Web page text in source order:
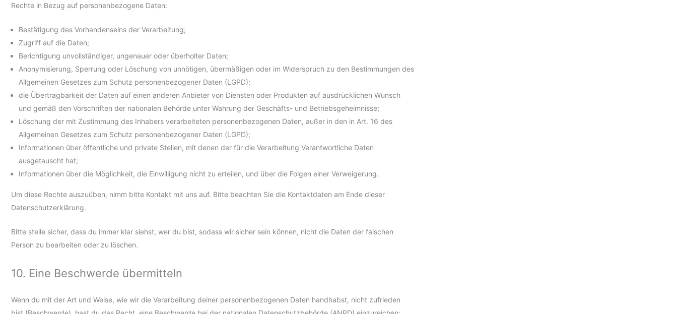
Rechte in Bezug auf personenbezogene Daten:
Bestätigung des Vorhandenseins der Verarbeitung;
Zugriff auf die Daten;
Berichtigung unvollständiger, ungenauer oder überholter Daten;
Anonymisierung, Sperrung oder Löschung von unnötigen, übermäßigen oder im Widerspruch zu den Bestimmungen des
Allgemeinen Gesetzes zum Schutz personenbezogener Daten (LGPD);
die Übertragbarkeit der Daten auf einen anderen Anbieter von Diensten oder Produkten auf ausdrücklichen Wunsch
und gemäß den Vorschriften der nationalen Behörde unter Wahrung der Geschäfts- und Betriebsgeheimnisse;
Löschung der mit Zustimmung des Inhabers verarbeiteten personenbezogenen Daten, außer in den in Art. 16 des
Allgemeinen Gesetzes zum Schutz personenbezogener Daten (LGPD);
Informationen über öffentliche und private Stellen, mit denen der für die Verarbeitung Verantwortliche Daten
ausgetauscht hat;
Informationen über die Möglichkeit, die Einwilligung nicht zu erteilen, und über die Folgen einer Verweigerung.
Um diese Rechte auszuüben, nimm bitte Kontakt mit uns auf. Bitte beachten Sie die Kontaktdaten am Ende dieser
Datenschutzerklärung.
Bitte stelle sicher, dass du immer klar siehst, wer du bist, sodass wir sicher sein können, nicht die Daten der falschen
Person zu bearbeiten oder zu löschen.
10. Eine Beschwerde übermitteln
Wenn du mit der Art und Weise, wie wir die Verarbeitung deiner personenbezogenen Daten handhabst, nicht zufrieden